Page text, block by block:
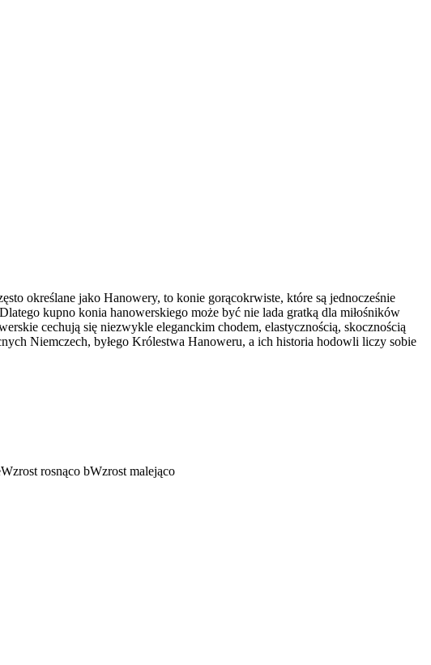
określane jako Hanowery, to konie gorącokrwiste, które są jednocześnie
kupno konia hanowerskiego może być nie lada gratką dla miłośników
cechują się niezwykle eleganckim chodem, elastycznością, skocznością
Niemczech, byłego Królestwa Hanoweru, a ich historia hodowli liczy sobie
Wzrost rosnąco bWzrost malejąco